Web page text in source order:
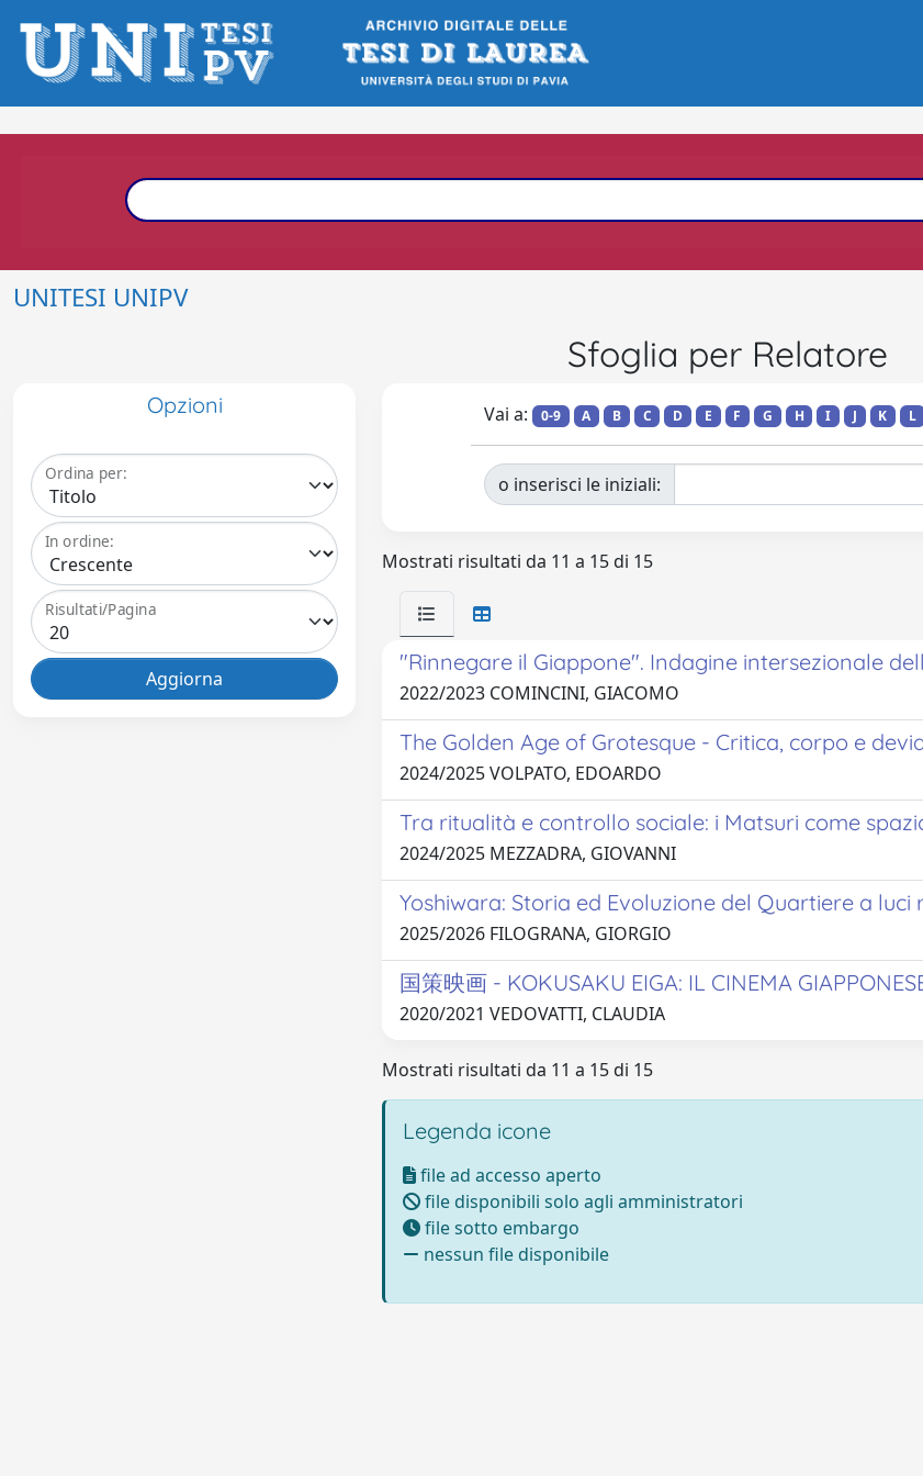
UNITESI UNIPV
Sfoglia per Relatore
Opzioni
Ordina per:
In ordine:
Risultati/Pagina
Vai a: 0-9 A B C D E F G H I J K L
o inserisci le iniziali:
Mostrati risultati da 11 a 15 di 15
"Rinnegare il Giappone". Indagine intersezionale
2022/2023 COMINCINI, GIACOMO
The Golden Age of Grotesque - Critica, corpo e
2024/2025 VOLPATO, EDOARDO
Tra ritualità e controllo sociale: i Matsuri come
2024/2025 MEZZADRA, GIOVANNI
Yoshiwara: Storia ed Evoluzione del Quartiere a
2025/2026 FILOGRANA, GIORGIO
国策映画 - KOKUSAKU EIGA: IL CINEMA
2020/2021 VEDOVATTI, CLAUDIA
Mostrati risultati da 11 a 15 di 15
Legenda icone
file ad accesso aperto
file disponibili solo agli amministratori
file sotto embargo
nessun file disponibile